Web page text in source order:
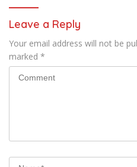
Leave a Reply
Your email address will not be
marked *